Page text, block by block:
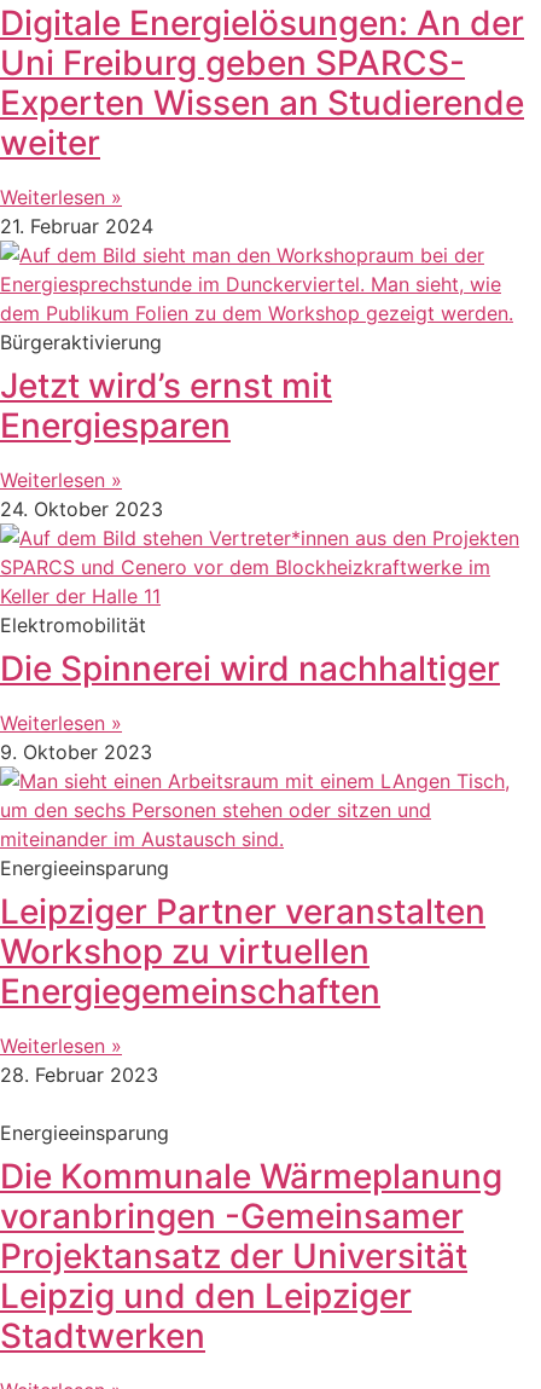
Digitale Energielösungen: An der
Uni Freiburg geben SPARCS-
Experten Wissen an Studierende
weiter
Weiterlesen »
21. Februar 2024
Bürgeraktivierung
Jetzt wird’s ernst mit
Energiesparen
Weiterlesen »
24. Oktober 2023
Elektromobilität
Die Spinnerei wird nachhaltiger
Weiterlesen »
9. Oktober 2023
Energieeinsparung
Leipziger Partner veranstalten
Workshop zu virtuellen
Energiegemeinschaften
Weiterlesen »
28. Februar 2023
Energieeinsparung
Die Kommunale Wärmeplanung
voranbringen -Gemeinsamer
Projektansatz der Universität
Leipzig und den Leipziger
Stadtwerken